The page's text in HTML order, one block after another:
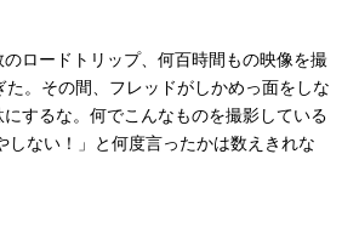
ロードトリップ、何百時間もの映像を撮
。その間、フレッドがしかめっ面をしな
するな。何でこんなものを撮影している
しない！」と何度言ったかは数えきれな